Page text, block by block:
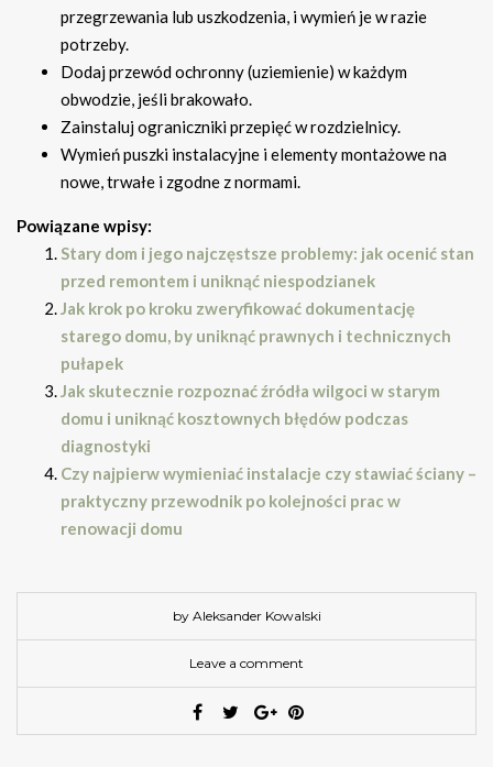
przegrzewania lub uszkodzenia, i wymień je w razie
potrzeby.
Dodaj przewód ochronny (uziemienie) w każdym
obwodzie, jeśli brakowało.
Zainstaluj ograniczniki przepięć w rozdzielnicy.
Wymień puszki instalacyjne i elementy montażowe na
nowe, trwałe i zgodne z normami.
Powiązane wpisy:
Stary dom i jego najczęstsze problemy: jak ocenić stan
przed remontem i uniknąć niespodzianek
Jak krok po kroku zweryfikować dokumentację
starego domu, by uniknąć prawnych i technicznych
pułapek
Jak skutecznie rozpoznać źródła wilgoci w starym
domu i uniknąć kosztownych błędów podczas
diagnostyki
Czy najpierw wymieniać instalacje czy stawiać ściany –
praktyczny przewodnik po kolejności prac w
renowacji domu
by Aleksander Kowalski
Leave a comment